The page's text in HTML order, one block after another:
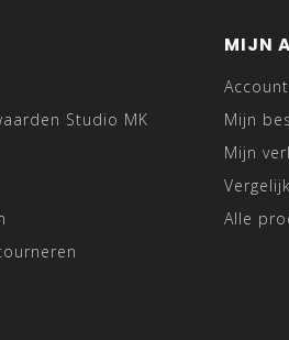
Studio MK
MIJN
Mijn
Mijn
Vergelijk
Alle